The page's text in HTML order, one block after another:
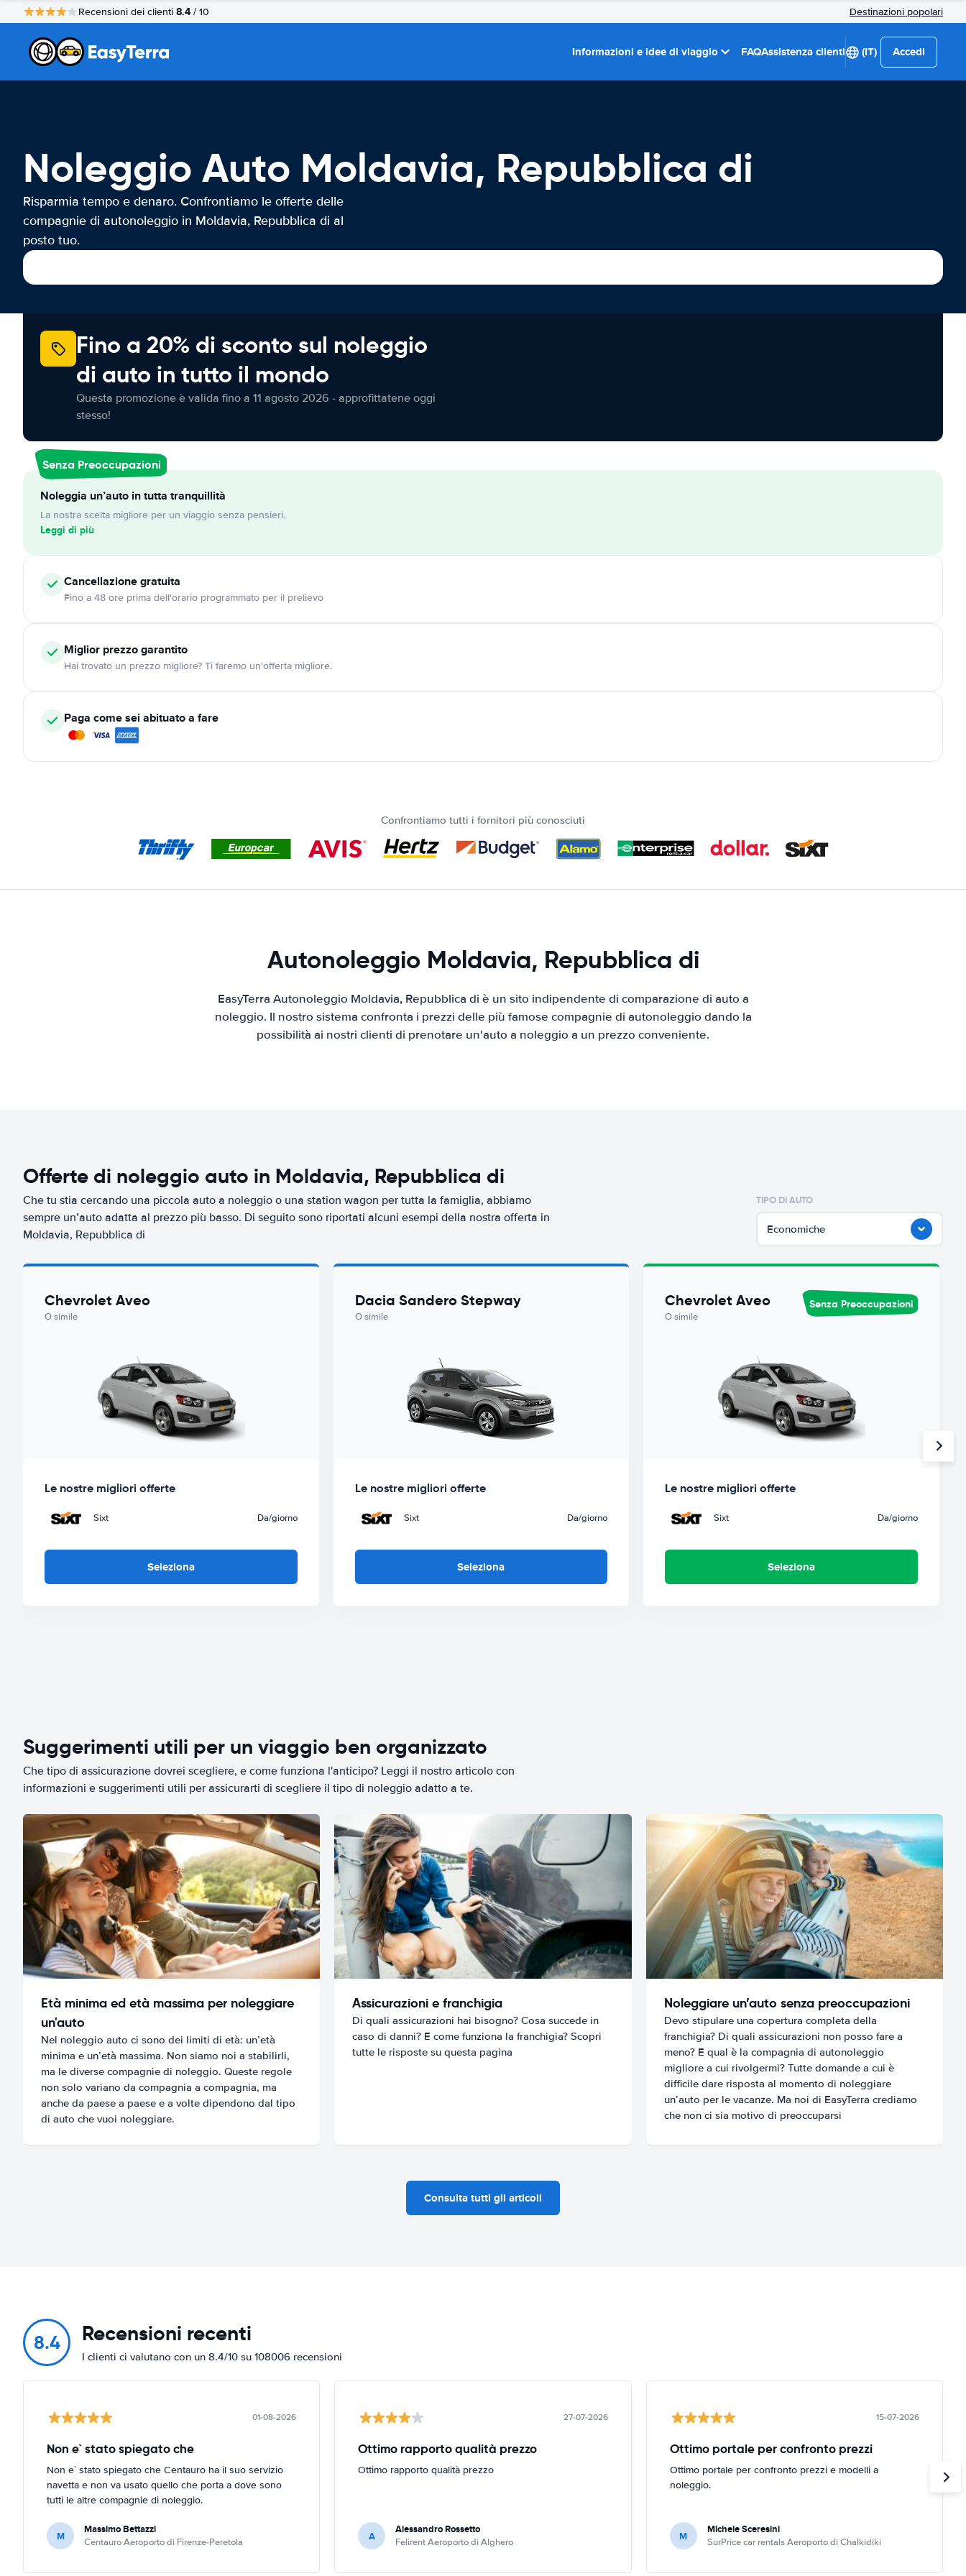
Recensioni dei clienti 8.4 / 10 Destinazioni popolari
Informazioni e idee di viaggio FAQAssistenza clienti (IT) Accedi
Noleggio Auto Moldavia, Repubblica di
Risparmia tempo e denaro. Confrontiamo le offerte delle
compagnie di autonoleggio in Moldavia, Repubblica di al
posto tuo.
Fino a 20% di sconto sul noleggio
di auto in tutto il mondo
Questa promozione è valida fino a 11 agosto 2026 - approfittatene oggi
stesso!
Senza Preoccupazioni
Noleggia un’auto in tutta tranquillità
La nostra scelta migliore per un viaggio senza pensieri.
Leggi di più
Cancellazionegratuita
Fino a 48 ore prima dell'orario programmato per il prelievo
Miglior prezzo garantito
Hai trovato un prezzo migliore? Ti faremo un'offerta migliore.
Paga come sei abituato a fare
Confrontiamo tutti i fornitori più conosciuti
Autonoleggio Moldavia, Repubblica di
EasyTerra Autonoleggio Moldavia, Repubblica di è un sito indipendente di comparazione di auto a
noleggio. Il nostro sistema confronta i prezzi delle più famose compagnie di autonoleggio dando la
possibilità ai nostri clienti di prenotare un'auto a noleggio a un prezzo conveniente.
Offerte di noleggio auto in Moldavia, Repubblica di
Che tu stia cercando una piccola auto a noleggio o una station wagon per tutta la famiglia, abbiamo
sempre un’auto adatta al prezzo più basso. Di seguito sono riportati alcuni esempi della nostra offerta in
Moldavia, Repubblica di
TIPO DI AUTO
Economiche
Chevrolet Aveo
O simile
Le nostre migliori offerte
Sixt Da/giorno
Seleziona
Dacia Sandero Stepway
O simile
Le nostre migliori offerte
Sixt Da/giorno
Seleziona
Chevrolet Aveo
O simile
Senza Preoccupazioni
Le nostre migliori offerte
Sixt Da/giorno
Seleziona
Suggerimenti utili per un viaggio ben organizzato
Che tipo di assicurazione dovrei scegliere, e come funziona l'anticipo? Leggi il nostro articolo con
informazioni e suggerimenti utili per assicurarti di scegliere il tipo di noleggio adatto a te.
Età minima ed età massima per noleggiare
un'auto
Nel noleggio auto ci sono dei limiti di età: un’età
minima e un’età massima. Non siamo noi a stabilirli,
ma le diverse compagnie di noleggio. Queste regole
non solo variano da compagnia a compagnia, ma
anche da paese a paese e a volte dipendono dal tipo
di auto che vuoi noleggiare.
Assicurazioni e franchigia
Di quali assicurazioni hai bisogno? Cosa succede in
caso di danni? E come funziona la franchigia? Scopri
tutte le risposte su questa pagina
Noleggiare un’auto senza preoccupazioni
Devo stipulare una copertura completa della
franchigia? Di quali assicurazioni non posso fare a
meno? E qual è la compagnia di autonoleggio
migliore a cui rivolgermi? Tutte domande a cui è
difficile dare risposta al momento di noleggiare
un’auto per le vacanze. Ma noi di EasyTerra crediamo
che non ci sia motivo di preoccuparsi
Consulta tutti gli articoli
8.4 Recensioni recenti
I clienti ci valutano con un 8.4/10 su 108006 recensioni
01-08-2026
Non e` stato spiegato che
Non e` stato spiegato che Centauro ha il suo servizio
navetta e non va usato quello che porta a dove sono
tutti le altre compagnie di noleggio.
M Massimo Bettazzi
Centauro Aeroporto di Firenze-Peretola
27-07-2026
Ottimo rapporto qualità prezzo
Ottimo rapporto qualità prezzo
A Alessandro Rossetto
Felirent Aeroporto di Alghero
15-07-2026
Ottimo portale per confronto prezzi
Ottimo portale per confronto prezzi e modelli a
noleggio.
M Michele Sceresini
SurPrice car rentals Aeroporto di Chalkidiki